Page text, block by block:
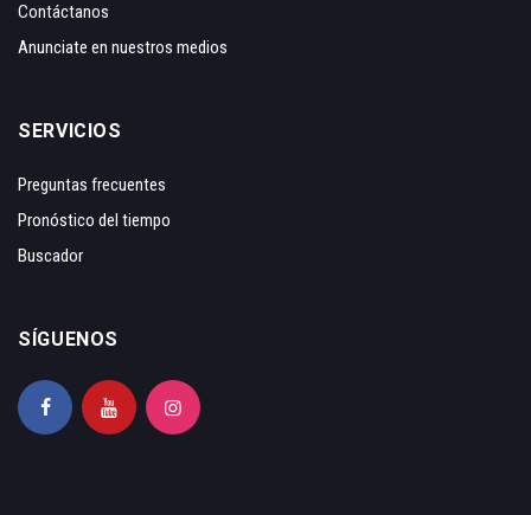
Contáctanos
Anunciate en nuestros medios
SERVICIOS
Preguntas frecuentes
Pronóstico del tiempo
Buscador
SÍGUENOS